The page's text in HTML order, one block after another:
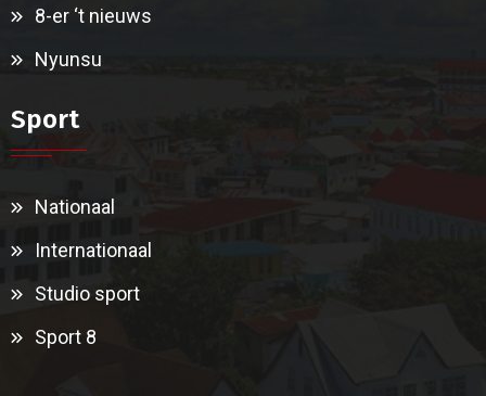
8-er ‘t nieuws
Nyunsu
Sport
Nationaal
Internationaal
Studio sport
Sport 8